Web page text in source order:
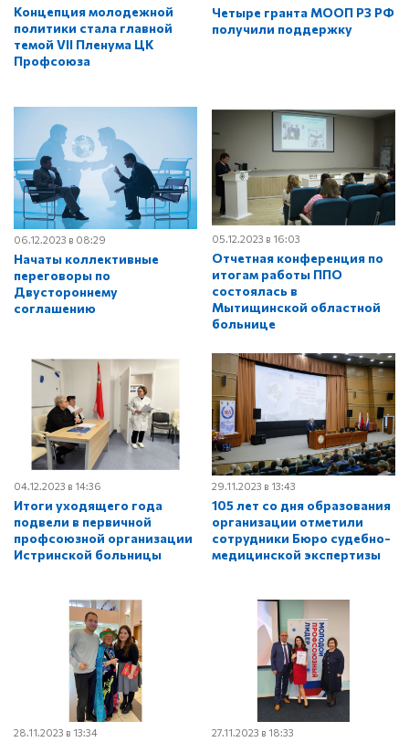
Концепция молодежной
политики стала главной
темой VII Пленума ЦК
Профсоюза
Четыре гранта МООП РЗ РФ
получили поддержку
06.12.2023 в 08:29
Начаты коллективные
переговоры по
Двустороннему
соглашению
05.12.2023 в 16:03
Отчетная конференция по
итогам работы ППО
состоялась в
Мытищинской областной
больнице
04.12.2023 в 14:36
Итоги уходящего года
подвели в первичной
профсоюзной организации
Истринской больницы
29.11.2023 в 13:43
105 лет со дня образования
организации отметили
сотрудники Бюро судебно-
медицинской экспертизы
28.11.2023 в 13:34 27.11.2023 в 18:33